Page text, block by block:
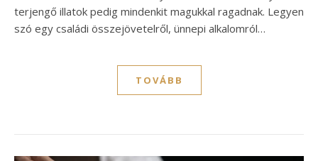
terjengő illatok pedig mindenkit magukkal ragadnak. Legyen
szó egy családi összejövetelről, ünnepi alkalomról…
TOVÁBB